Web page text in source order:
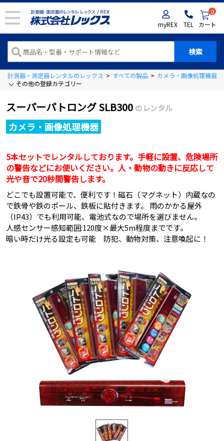
myREX TEL
0
カート
計測器・測定器レンタルのレックス > すべての製品 > カメラ・画像処理機器
その他の登録カテゴリー
スーパーパトロング SLB300 のレンタル
カメラ・画像処理機器
5本セットでレンタルしております。手軽に設置、危険場所
の警告などにお使いください。人・動物の動きに反応して
光や音で20秒間警告します。
どこでも設置可能で、便利です！磁石（マグネット）内蔵なの
で鉄骨や鉄のポール、鉄板に貼付きます。 雨のかかる屋外
（IP43）でも利用可能、電池式なので場所を選びません。
人感センサー感知範囲:120度×最大5m程度までです。
暗い時だけ光る設定も可能 防犯、動物対策、注意喚起に！